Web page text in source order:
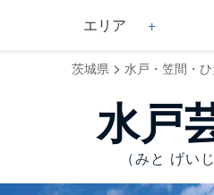
エリア
茨城県 > 水戸・笠間・
水戸
（みと げい